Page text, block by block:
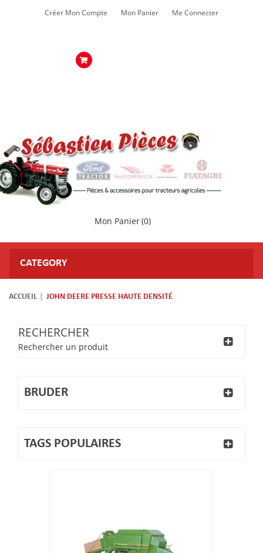
Créer Mon Compte Mon Panier Me Connecter
Mon Panier(0)
CATEGORY
ACCUEIL JOHN DEERE PRESSE HAUTE DENSITÉ
RECHERCHER
Rechercher un produit
BRUDER
TAGS POPULAIRES